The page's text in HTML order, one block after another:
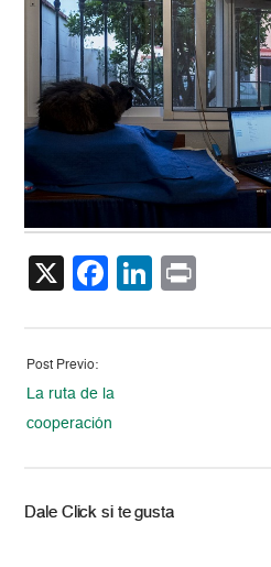
X Facebook
LinkedIn
Post Previo:
La ruta de la
cooperación
Dale Click si te gusta